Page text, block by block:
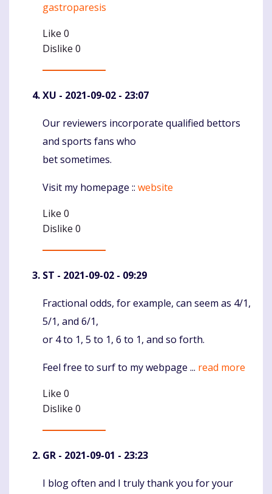
gastroparesis
Like 0
Dislike 0
XU - 2021-09-02 - 23:07
Komentaras
Our reviewers incorporate qualified bettors
and sports fans who
bet sometimes.
Visit my homepage :: website
Like 0
Dislike 0
ST - 2021-09-02 - 09:29
Komentaras
Fractional odds, for example, can seem as 4/1,
5/1, and 6/1,
or 4 to 1, 5 to 1, 6 to 1, and so forth.
Feel free to surf to my webpage ... read more
Like 0
Dislike 0
GR - 2021-09-01 - 23:23
Komentaras
I blog often and I truly thank you for your